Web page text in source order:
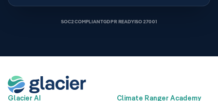
SOC2 COMPLIANTGDPR READYISO 27001
Glacier AI
Climate Ranger Academy